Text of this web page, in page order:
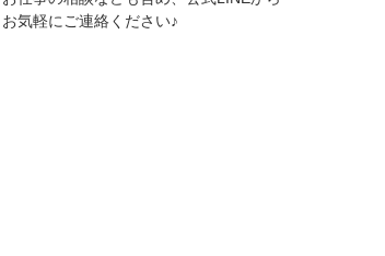
お気軽にご連絡ください♪